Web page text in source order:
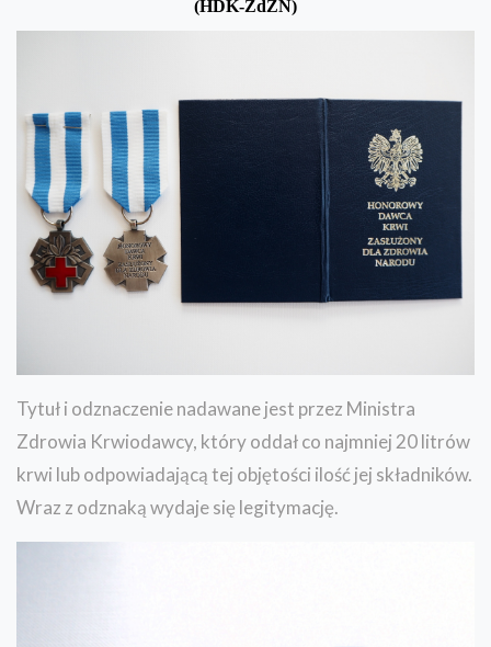
(HDK-ZdZN)
Tytuł i odznaczenie nadawane jest przez Ministra
Zdrowia Krwiodawcy, który oddał co najmniej 20 litrów
krwi lub odpowiadającą tej objętości ilość jej składników.
Wraz z odznaką wydaje się legitymację.